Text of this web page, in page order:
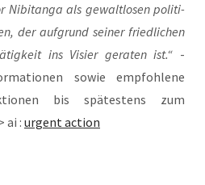
Nibi­tan­ga als gewalt­lo­sen poli­ti­
der auf­grund sei­ner fried­li­chen
ins Visier gera­ten ist.“ -
sowie emp­foh­le­ne
bis spä­tes­tens zum
ai : urgent action